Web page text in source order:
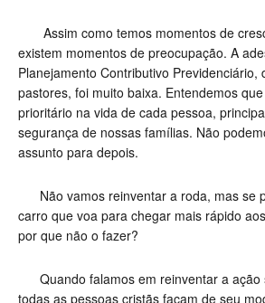
Assim como temos momentos de
existem momentos de preocupação. A
Planejamento Contributivo Previdenciário,
pastores, foi muito baixa. Entendemos
prioritário na vida de cada pessoa,
segurança de nossas famílias. Não
assunto para depois.
Não vamos reinventar a roda, mas se
carro que voa para chegar mais rápido
por que não o fazer?
Quando falamos em reinventar a ação
todas as pessoas cristãs façam de seu